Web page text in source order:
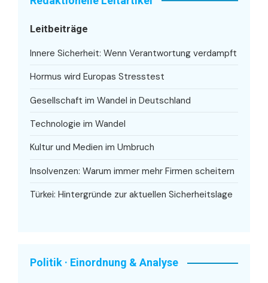
Leitbeiträge
Innere Sicherheit: Wenn Verantwortung verdampft
Hormus wird Europas Stresstest
Gesellschaft im Wandel in Deutschland
Technologie im Wandel
Kultur und Medien im Umbruch
Insolvenzen: Warum immer mehr Firmen scheitern
Türkei: Hintergründe zur aktuellen Sicherheitslage
Politik · Einordnung & Analyse